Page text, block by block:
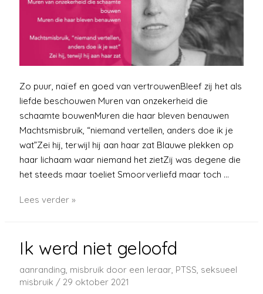
Zo puur, naïef en goed van vertrouwenBleef zij het als
liefde beschouwen Muren van onzekerheid die
schaamte bouwenMuren die haar bleven benauwen
Machtsmisbruik, “niemand vertellen, anders doe ik je
wat”Zei hij, terwijl hij aan haar zat Blauwe plekken op
haar lichaam waar niemand het zietZij was degene die
het steeds maar toeliet Smoorverliefd maar toch …
#metoo
Lees verder »
Ik werd niet geloofd
aanranding, misbruik door een leraar, PTSS, seksueel
misbruik / 29 oktober 2021